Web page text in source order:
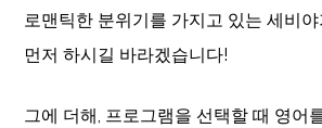
로맨틱한 분위기를 가지고 있는 세비
먼저 하시길 바라겠습니다!
그에 더해, 프로그램을 선택할 때 영어